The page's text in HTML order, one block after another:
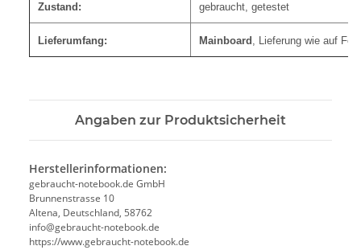
Zustand: gebraucht, getestet
Lieferumfang: Mainboard , Lieferung wie auf Foto
Angaben zur Produktsicherheit
Herstellerinformationen:
gebraucht-notebook.de GmbH
Brunnenstrasse 10
Altena, Deutschland, 58762
info@gebraucht-notebook.de
https://www.gebraucht-notebook.de